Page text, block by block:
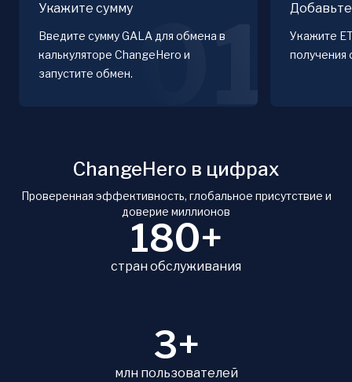
Укажите сумму
Введите сумму GALA для обмена в
калькуляторе ChangeHero и
запустите обмен. 01
Укажите
получения
ChangeHero в цифрах
Проверенная эффективность, глобальное присутствие и
доверие миллионов
180+
стран обслуживания
3+
млн пользователей